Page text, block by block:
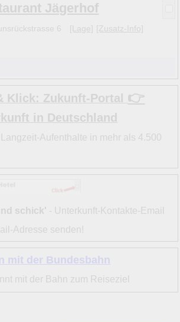
Jägerhof
6 [Lage] [Zusatz-Info]
Klick: Zukunft-Portal 👉
in Deutschland
Aufenthalte in mehr als 4.500
schick' - Unterkunft-Kontakte-Email
Adresse senden!
mit der Bundesbahn
mit der Bahn zum Reiseziel
c Riveris (2)
Schillingen
c Thalfang (4)
und touristisches Niveau eines Ortes
Niveau ergibt sich aus kind- und
Angeboten am Gast-Ort.
haben die aktuell verfügbaren Daten
noch ohne Lage-Bewertung.